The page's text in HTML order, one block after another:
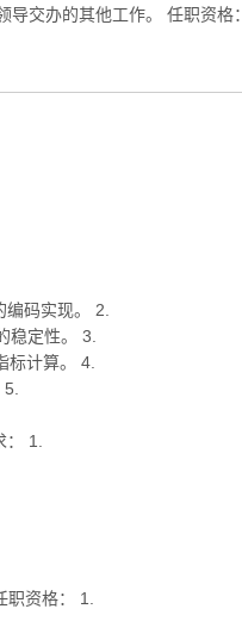
交办的其他工作。 任职资格：
码实现。 2.
稳定性。 3.
标计算。 4.
1.
资格： 1.